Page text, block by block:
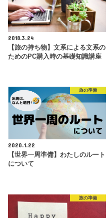
2018.3.24
【旅の持ち物】文系による文系の
ためのPC購入時の基礎知識講座
旅の準備
2020.1.22
【世界一周準備】わたしのルート
について
旅の準備